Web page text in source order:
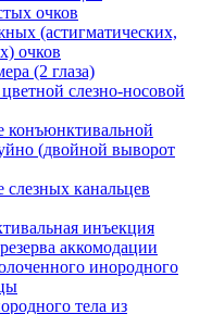
очков
(астигматических,
очков
(2 глаза)
слезно-носовой
(двойной выворот
канальцев
инъекция
аккомодации
инородного
тела из